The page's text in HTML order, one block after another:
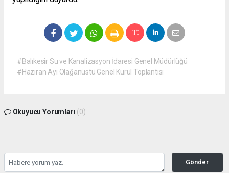
#Balıkesir Su ve Kanalizasyon İdaresi Genel Müdürlüğü
#Haziran Ayı Olağanüstü Genel Kurul Toplantısı
Okuyucu Yorumları (0)
Gönder